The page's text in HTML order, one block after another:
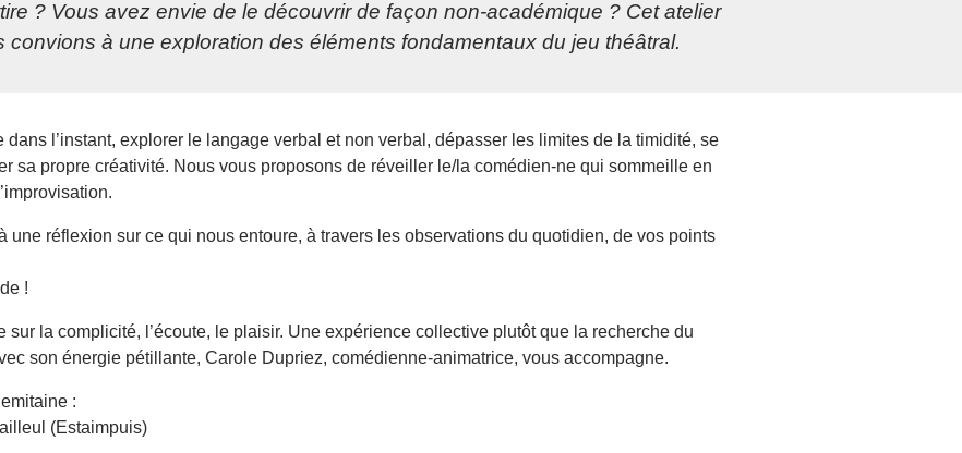
? Vous avez envie de le découvrir de façon non-académique ? Cet atelier
convions à une exploration des éléments fondamentaux du jeu théâtral.
l’instant, explorer le langage verbal et non verbal, dépasser les limites de la timidité, se
sa propre créativité. Nous vous proposons de réveiller le/la comédien-ne qui sommeille en
une réflexion sur ce qui nous entoure, à travers les observations du quotidien, de vos points
!
sur la complicité, l’écoute, le plaisir. Une expérience collective plutôt que la recherche du
son énergie pétillante, Carole Dupriez, comédienne-animatrice, vous accompagne.
:
(Estaimpuis)